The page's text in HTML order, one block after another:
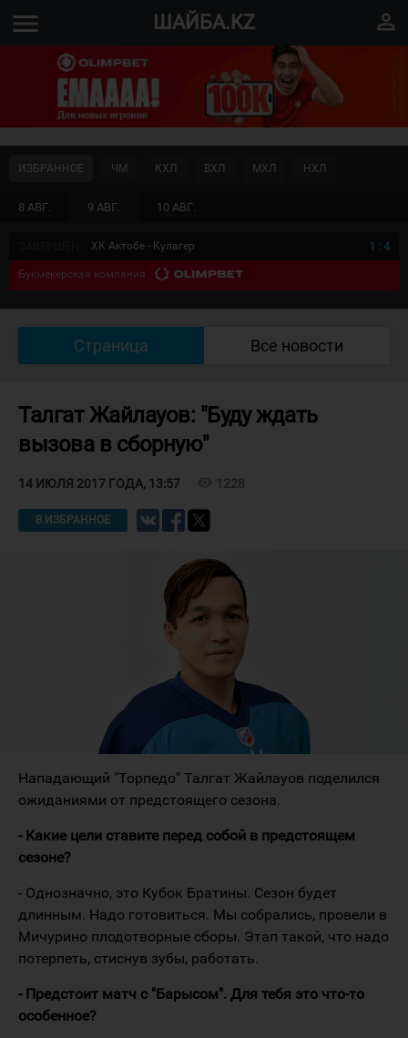
menu ШАЙБА.KZ perm_identity
8 АВГ. 9 АВГ. 10 АВГ.
ИЗБРАННОЕ ЧМ КХЛ ВХЛ МХЛ НХЛ
ХК Актобе - Кулагер 1 : 4
Букмекерская компания
Страница Все новости
Талгат Жайлауов: "Буду ждать
вызова в сборную"
14 ИЮЛЯ 2017 ГОДА, 13:57 1228
В ИЗБРАННОЕ
Нападающий "Торпедо" Талгат Жайлауов поделился
ожиданиями от предстоящего сезона.
- Какие цели ставите перед собой в предстоящем
сезоне?
- Однозначно, это Кубок Братины. Сезон будет
длинным. Надо готовиться. Мы собрались, провели в
Мичурино плодотворные сборы. Этап такой, что надо
потерпеть, стиснув зубы, работать.
- Предстоит матч с "Барысом". Для тебя это что-то
особенное?